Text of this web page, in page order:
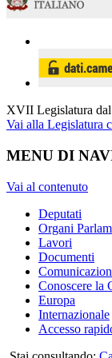
XVII Legislatura
Vai alla Legislatura
MENU DI
Vai al contenuto
Deputati
Organi
Lavori
Documenti
Conoscere la
Europa
Internazionale
Accesso